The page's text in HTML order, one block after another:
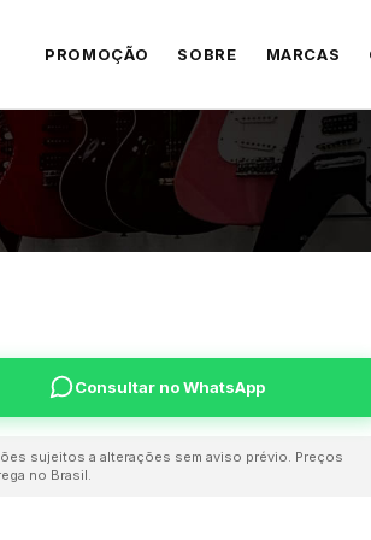
PROMOÇÃO SOBRE MARCAS
Consultar no WhatsApp
sujeitos a alterações sem aviso prévio. Preços
no Brasil.